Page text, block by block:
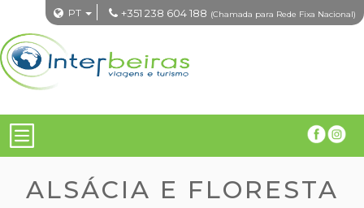
PT +351 238 604 188 (Chamada para Rede Fixa Nacional)
ALSÁCIA E FLORESTA